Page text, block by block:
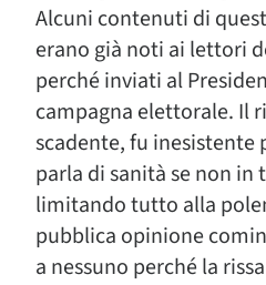
Alcuni contenuti di
erano già noti ai lettori
perché inviati al
campagna elettorale. Il
scadente, fu inesistente
parla di sanità se non
limitando tutto alla
pubblica opinione
a nessuno perché la